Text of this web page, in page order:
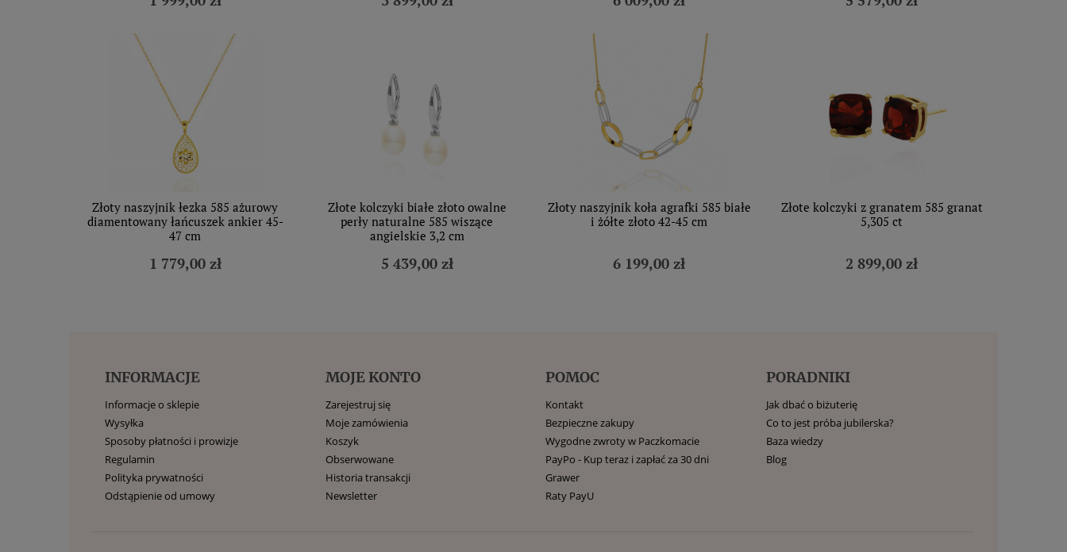
Złoty naszyjnik łezka 585 ażurowy
diamentowany łańcuszek ankier 45-
47 cm
1 779,00 zł
Złote kolczyki białe złoto owalne
perły naturalne 585 wiszące
angielskie 3,2 cm
5 439,00 zł
Złoty naszyjnik koła agrafki 585 białe
i żółte złoto 42-45 cm
6 199,00 zł
Złote kolczyki z granatem 585 granat
5,305 ct
2 899,00 zł
INFORMACJE
Informacje o sklepie
Wysyłka
Sposoby płatności i prowizje
Regulamin
Polityka prywatności
Odstąpienie od umowy
MOJE KONTO
Zarejestruj się
Moje zamówienia
Koszyk
Obserwowane
Historia transakcji
Newsletter
POMOC
Kontakt
Bezpieczne zakupy
Wygodne zwroty w Paczkomacie
PayPo - Kup teraz i zapłać za 30 dni
Grawer
Raty PayU
PORADNIKI
Jak dbać o biżuterię
Co to jest próba jubilerska?
Baza wiedzy
Blog